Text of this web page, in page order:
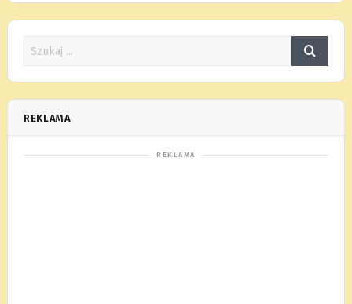
REKLAMA